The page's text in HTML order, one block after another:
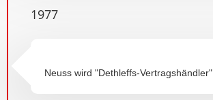
Neuss wird "Dethleffs-Vertragshändler".
1977